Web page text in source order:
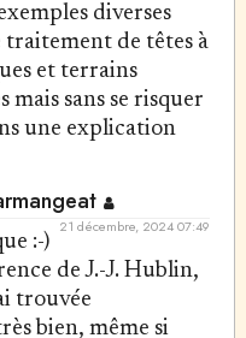
diverses
de têtes à
et terrains
mais sans se risquer
une explication
21 décembre, 2024 07:49
:-)
de J.-J. Hublin,
trouvée
bien, même si